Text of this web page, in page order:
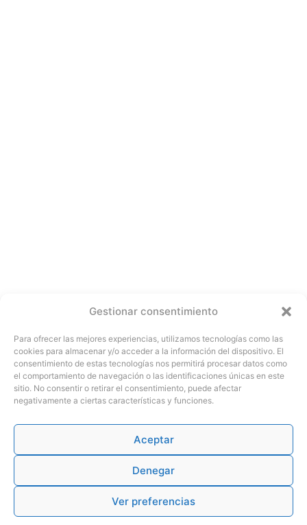
Gestionar consentimiento
Para ofrecer las mejores experiencias, utilizamos tecnologías como las
cookies para almacenar y/o acceder a la información del dispositivo. El
consentimiento de estas tecnologías nos permitirá procesar datos como
el comportamiento de navegación o las identificaciones únicas en este
sitio. No consentir o retirar el consentimiento, puede afectar
negativamente a ciertas características y funciones.
Aceptar
Denegar
Ver preferencias